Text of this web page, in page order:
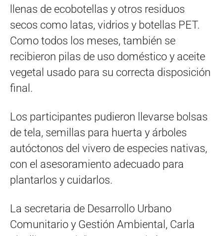
llenas de ecobotellas y otros residuos
secos como latas, vidrios y botellas PET.
Como todos los meses, también se
recibieron pilas de uso doméstico y aceite
vegetal usado para su correcta disposición
final.
Los participantes pudieron llevarse bolsas
de tela, semillas para huerta y árboles
autóctonos del vivero de especies nativas,
con el asesoramiento adecuado para
plantarlos y cuidarlos.
La secretaria de Desarrollo Urbano
Comunitario y Gestión Ambiental, Carla